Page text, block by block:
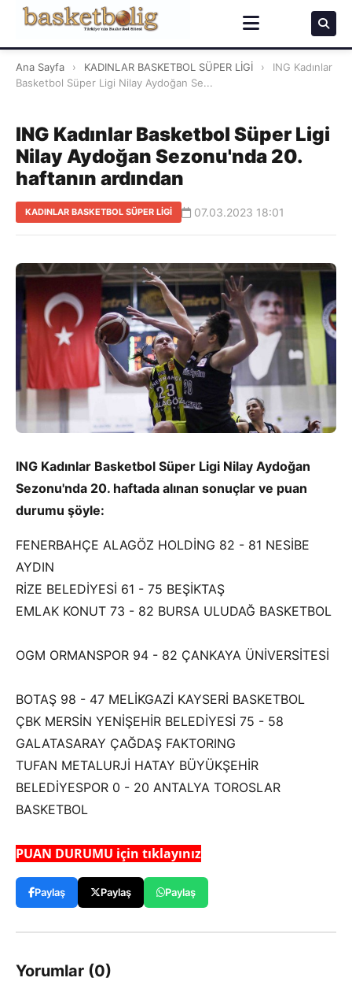
Ana Sayfa › KADINLAR BASKETBOL SÜPER LİGİ ›
ING Kadınlar
Basketbol Süper Ligi Nilay Aydoğan Se...
ING Kadınlar Basketbol Süper Ligi
Nilay Aydoğan Sezonu'nda 20.
haftanın ardından
KADINLAR BASKETBOL SÜPER LİGİ 07.03.2023 18:01
ING Kadınlar Basketbol Süper Ligi Nilay Aydoğan
Sezonu'nda 20. haftada alınan sonuçlar ve puan
durumu şöyle:
FENERBAHÇE ALAGÖZ HOLDİNG 82 - 81 NESİBE
AYDIN
RİZE BELEDİYESİ 61 - 75 BEŞİKTAŞ
EMLAK KONUT 73 - 82 BURSA ULUDAĞ BASKETBOL
OGM ORMANSPOR 94 - 82 ÇANKAYA ÜNİVERSİTESİ
BOTAŞ 98 - 47 MELİKGAZİ KAYSERİ BASKETBOL
ÇBK MERSİN YENİŞEHİR BELEDİYESİ 75 - 58
GALATASARAY ÇAĞDAŞ FAKTORING
TUFAN METALURJİ HATAY BÜYÜKŞEHİR
BELEDİYESPOR 0 - 20 ANTALYA TOROSLAR
BASKETBOL
PUAN DURUMU için tıklayınız
Paylaş Paylaş Paylaş
Yorumlar (0)